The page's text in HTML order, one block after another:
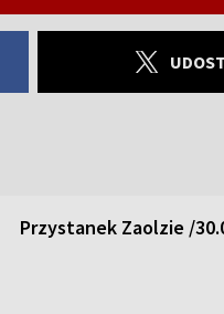
Przystanek Zaolzie /